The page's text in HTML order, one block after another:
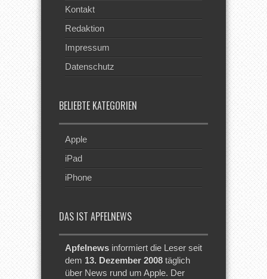
Kontakt
Redaktion
Impressum
Datenschutz
BELIEBTE KATEGORIEN
Apple
iPad
iPhone
DAS IST APFELNEWS
Apfelnews informiert die Leser seit
dem 13. Dezember 2008 täglich
über News rund um Apple. Der